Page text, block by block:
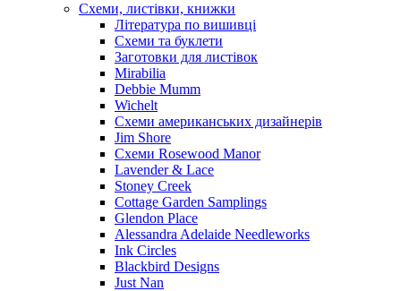
Схеми, листівки, книжки
Література по вишивці
Схеми та буклети
Заготовки для листівок
Mirabilia
Debbie Mumm
Wichelt
Схеми американських дизайнерів
Jim Shore
Cхеми Rosewood Manor
Lavender & Lace
Stoney Creek
Cottage Garden Samplings
Glendon Place
Alessandra Adelaide Needleworks
Ink Circles
Blackbird Designs
Just Nan